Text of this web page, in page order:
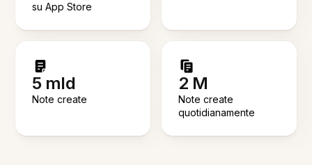
su App Store
5 mld
Note create
2 M
Note create
quotidianamente